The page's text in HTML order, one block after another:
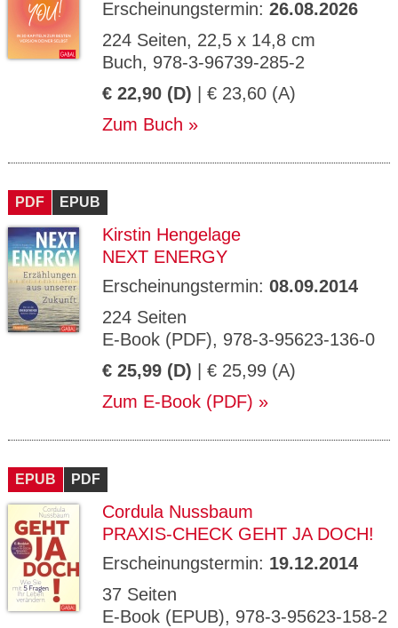
Erscheinungstermin: 26.08.2026
224 Seiten, 22,5 x 14,8 cm
Buch, 978-3-96739-285-2
€ 22,90 (D) | € 23,60 (A)
Zum Buch
PDF EPUB
Kirstin Hengelage
NEXT ENERGY
Erscheinungstermin: 08.09.2014
224 Seiten
E-Book (PDF), 978-3-95623-136-0
€ 25,99 (D) | € 25,99 (A)
Zum E-Book (PDF)
EPUB PDF
Cordula Nussbaum
PRAXIS-CHECK GEHT JA DOCH!
Erscheinungstermin: 19.12.2014
37 Seiten
E-Book (EPUB), 978-3-95623-158-2